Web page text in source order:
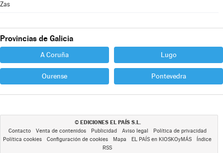
Zas
Provincias de Galicia
A Coruña Lugo
Ourense Pontevedra
© EDICIONES EL PAÍS S.L.
Contacto Venta de contenidos Publicidad Aviso legal
Política de privacidad
Política cookies
Configuración de cookies Mapa EL PAÍS en KIOSKOyMÁS
Índice
RSS